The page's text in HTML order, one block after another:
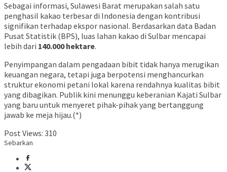
​Sebagai informasi, Sulawesi Barat merupakan salah satu
penghasil kakao terbesar di Indonesia dengan kontribusi
signifikan terhadap ekspor nasional. Berdasarkan data Badan
Pusat Statistik (BPS), luas lahan kakao di Sulbar mencapai
lebih dari 140.000 hektare.
​Penyimpangan dalam pengadaan bibit tidak hanya merugikan
keuangan negara, tetapi juga berpotensi menghancurkan
struktur ekonomi petani lokal karena rendahnya kualitas bibit
yang dibagikan. Publik kini menunggu keberanian Kajati Sulbar
yang baru untuk menyeret pihak-pihak yang bertanggung
jawab ke meja hijau.(*)
Post Views: 310
Sebarkan